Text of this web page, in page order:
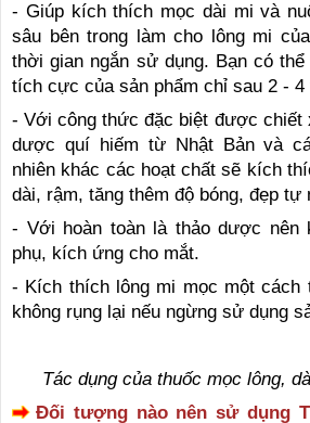
- Giúp kích thích mọc dài mi và
sâu bên trong làm cho lông mi
thời gian ngắn sử dụng. Bạn có
tích cực của sản phẩm chỉ sau 2 - 4
- Với công thức đặc biệt được chiết
dược quí hiếm từ Nhật Bản và
nhiên khác các hoạt chất sẽ kích
dài, rậm, tăng thêm độ bóng, đẹp tự
- Với hoàn toàn là thảo dược nên
phụ, kích ứng cho mắt.
- Kích thích lông mi mọc một cách
không rụng lại nếu ngừng sử dụng
Tác dụng của thuốc mọc lông,
Đối tượng nào nên sử dụng